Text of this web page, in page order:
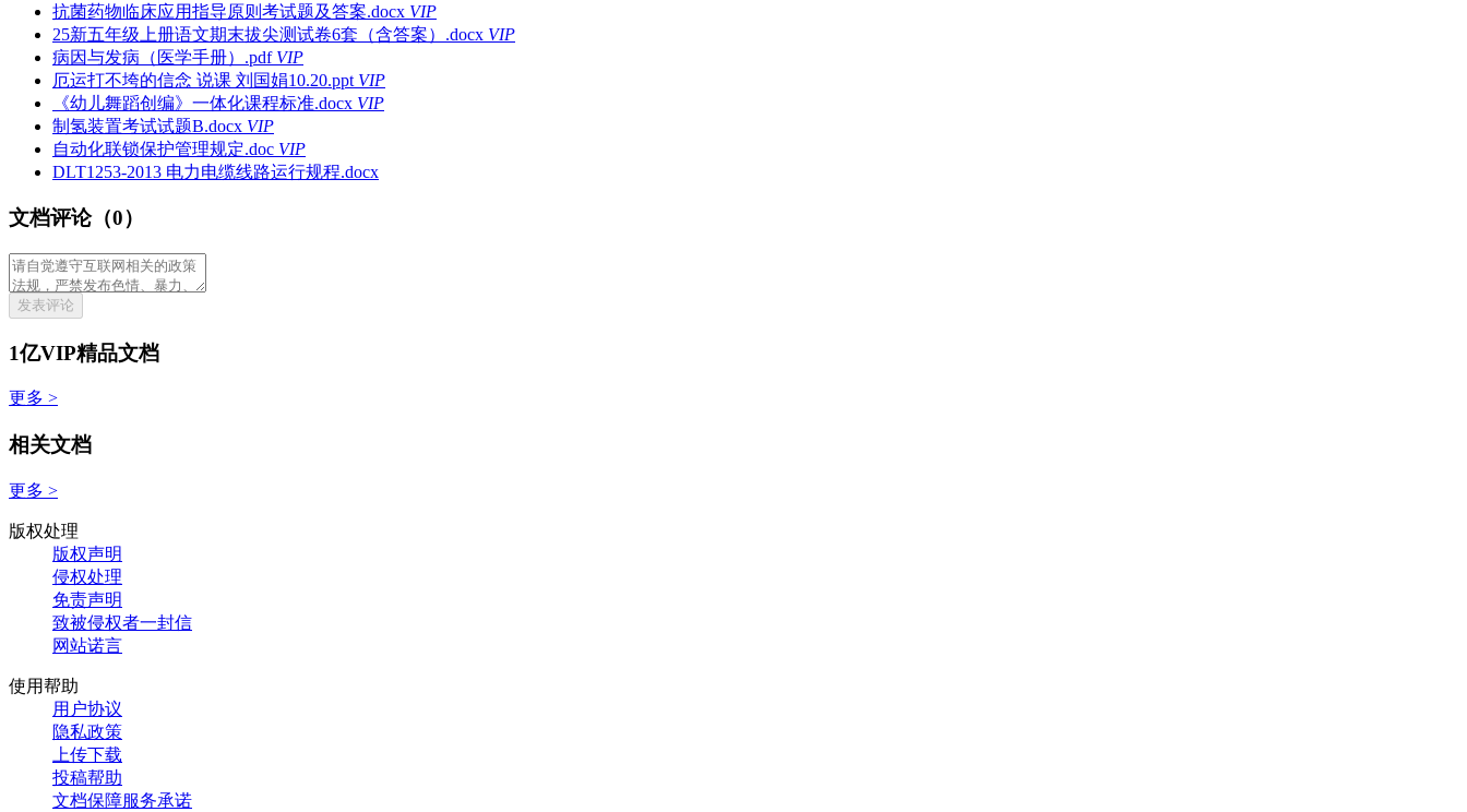
抗菌药物临床应用指导原则考试题及答案.docx VIP
25新五年级上册语文期末拔尖测试卷6套（含答案）.docx VIP
病因与发病（医学手册）.pdf VIP
厄运打不垮的信念 说课 刘国娟10.20.ppt VIP
《幼儿舞蹈创编》一体化课程标准.docx VIP
制氢装置考试试题B.docx VIP
自动化联锁保护管理规定.doc VIP
DLT1253-2013 电力电缆线路运行规程.docx
文档评论（0）
发表评论
1亿VIP精品文档
更多 >
相关文档
更多 >
版权处理
版权声明
侵权处理
免责声明
致被侵权者一封信
网站诺言
使用帮助
用户协议
隐私政策
上传下载
投稿帮助
文档保障服务承诺